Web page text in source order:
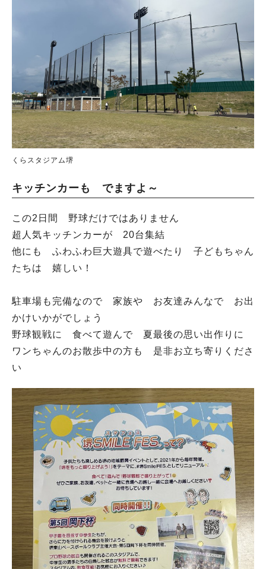
くらスタジアム堺
キッチンカーも でますよ～
この2日間 野球だけではありません
超人気キッチンカーが 20台集結
他にも ふわふわ巨大遊具で遊べたり 子どもちゃん
たちは 嬉しい！
駐車場も完備なので 家族や お友達みんなで お出
かけいかがでしょう
野球観戦に 食べて遊んで 夏最後の思い出作りに
ワンちゃんのお散歩中の方も 是非お立ち寄りくださ
い